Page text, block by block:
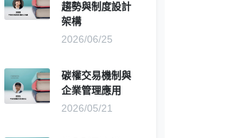
趨勢與制度設計
架構
2026/06/25
碳權交易機制與
企業管理應用
2026/05/21